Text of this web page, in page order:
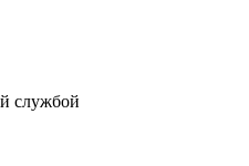
службой